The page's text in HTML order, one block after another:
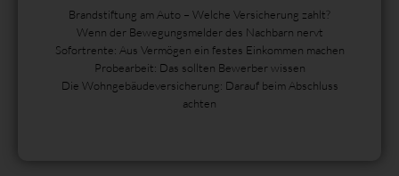
Brandstiftung am Auto – Welche Versicherung zahlt?
Wenn der Bewegungsmelder des Nachbarn nervt
Sofortrente: Aus Vermögen ein festes Einkommen machen
Probearbeit: Das sollten Bewerber wissen
Die Wohngebäudeversicherung: Darauf beim Abschluss
achten